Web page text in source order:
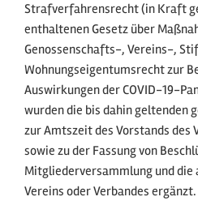
Strafverfahrensrecht (in Kraft
enthaltenen Gesetz über
Genossenschafts-, Vereins-,
Wohnungseigentumsrecht zur
Auswirkungen der COVID-19-
wurden die bis dahin geltenden
zur Amtszeit des Vorstands des
sowie zu der Fassung von
Mitgliederversammlung und die
Vereins oder Verbandes ergänzt.